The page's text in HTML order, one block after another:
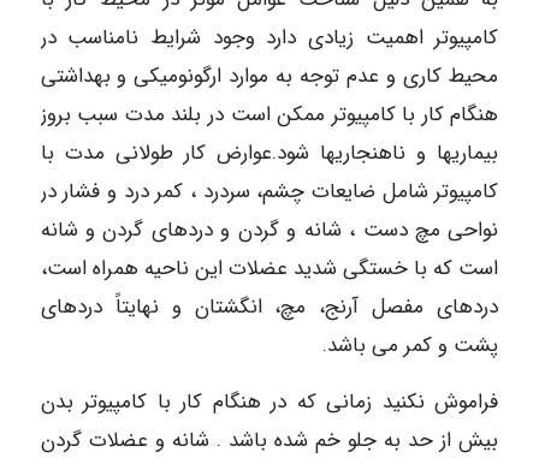
کامپیوتر اهمیت زیادی دارد وجود شرایط نامناسب در
محیط کاری و عدم توجه به موارد ارگونومیکی و بهداشتی
هنگام کار با کامپیوتر ممکن است در بلند مدت سبب بروز
بیماریها و ناهنجاریها شود.عوارض کار طولانی مدت با
کامپیوتر شامل ضایعات چشم، سردرد ، کمر درد و فشار در
نواحی مچ دست ، شانه و گردن و دردهای گردن و شانه
است که با خستگی شدید عضلات این ناحیه همراه است،
دردهای مفصل آرنج، مچ، انگشتان و نهایتاً دردهای
پشت و کمر می باشد.
فراموش نکنید زمانی که در هنگام کار با کامپیوتر بدن
بیش از حد به جلو خم شده باشد . شانه و عضلات گردن